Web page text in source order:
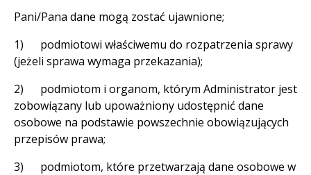
Pani/Pana dane mogą zostać ujawnione;
1) podmiotowi właściwemu do rozpatrzenia sprawy
(jeżeli sprawa wymaga przekazania);
2) podmiotom i organom, którym Administrator jest
zobowiązany lub upoważniony udostępnić dane
osobowe na podstawie powszechnie obowiązujących
przepisów prawa;
3) podmiotom, które przetwarzają dane osobowe w